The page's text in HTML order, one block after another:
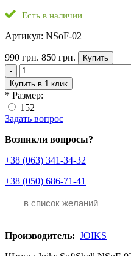
Есть в наличии
Артикул: NSoF-02
990 грн. 850 грн.
Купить
-
Купить в 1 клик
* Размер:
152
Задать вопрос
Возникли вопросы?
+38 (063) 341-34-32
+38 (050) 686-71-41
в список желаний
Производитель: JOIKS